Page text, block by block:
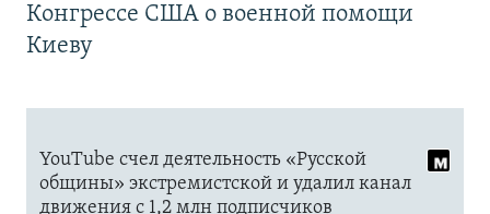
Конгрессе США о военной помощи
Киеву